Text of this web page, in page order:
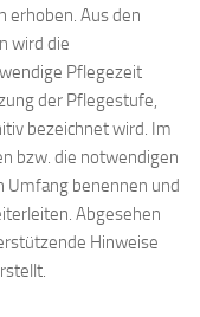
erhoben. Aus den
wird die
Pflegezeit
der Pflegestufe,
bezeichnet wird. Im
bzw. die notwendigen
Umfang benennen und
Abgesehen
Hinweise